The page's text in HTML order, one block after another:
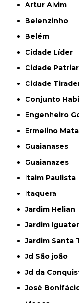
Artur Alvim
Belenzinho
Belém
Cidade Líder
Cidade
Cidade
Conjunto
Engenheiro
Ermelino
Guaianases
Guaianazes
Itaim Paulista
Itaquera
Jardim Helian
Jardim
Jardim Santa
Jd São joão
Jd da
José